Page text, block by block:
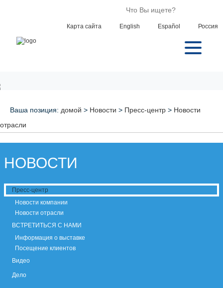
Карта сайта English Español Россия
Ваша позиция: домой > Новости > Пресс-центр > Новости
отрасли
НОВОСТИ
Пресс-центр
Новости компании
Новости отрасли
ВСТРЕТИТЬСЯ С НАМИ
Информация о выставке
Посещение клиентов
Видео
Дело